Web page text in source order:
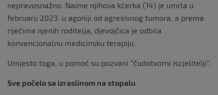
nepravosnažno. Naime njihova kćerka (14) je umrla u
februaru 2023. u agoniji od agresivnog tumora, a prema
riječima njenih roditelja, djevojčica je odbila
konvencionalnu medicinsku terapiju.
Umjesto toga, u pomoć su pozvani “čudotvorni iscjelitelji”.
Sve počelo sa izraslinom na stopalu